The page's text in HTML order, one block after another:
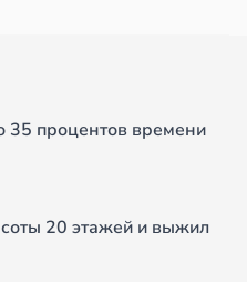
35 процентов времени
20 этажей и выжил